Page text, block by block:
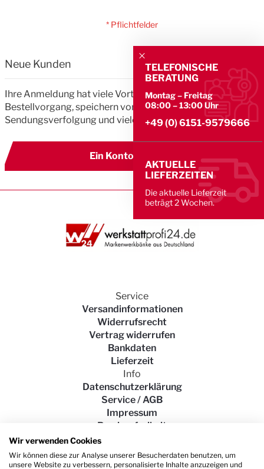
TELEFONISCHE
BERATUNG
Montag – Freitag
08:00 – 13:00 Uhr
+49 (0) 6151-9579666
AKTUELLE
LIEFERZEITEN
Die aktuelle Lieferzeit
beträgt 2 Wochen.
Neue Kunden
Ihre Anmeldung hat viele Vorteile: schnellerer
Bestellvorgang, speichern von mehreren Adressen,
Sendungsverfolgung und vieles mehr.
Ein Konto erstellen
Service
Versandinformationen
Widerrufsrecht
Vertrag widerrufen
Bankdaten
Lieferzeit
Info
Datenschutzerklärung
Service / AGB
Impressum
Barrierefreiheit
Wir verwenden Cookies
Wir können diese zur Analyse unserer Besucherdaten benutzen, um
unsere Website zu verbessern, personalisierte Inhalte anzuzeigen und